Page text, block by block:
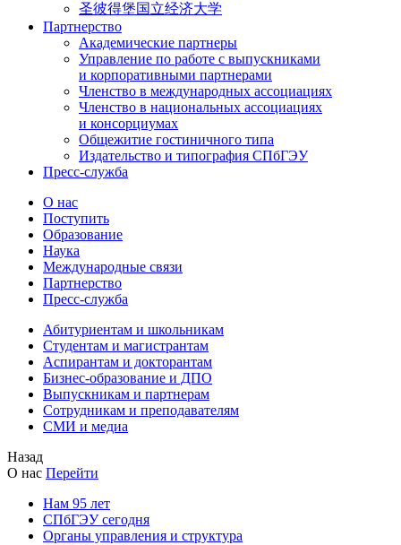
圣彼得堡国立经济大学
Партнерство
Академические партнеры
Управление по работе с выпускниками
и корпоративными партнерами
Членство в международных ассоциациях
Членство в национальных ассоциациях
и консорциумах
Общежитие гостиничного типа
Издательство и типография СПбГЭУ
Пресс-служба
О нас
Поступить
Образование
Наука
Международные связи
Партнерство
Пресс-служба
Абитуриентам и школьникам
Студентам и магистрантам
Аспирантам и докторантам
Бизнес-образование и ДПО
Выпускникам и партнерам
Сотрудникам и преподавателям
СМИ и медиа
Назад
О нас Перейти
Нам 95 лет
СПбГЭУ сегодня
Органы управления и структура